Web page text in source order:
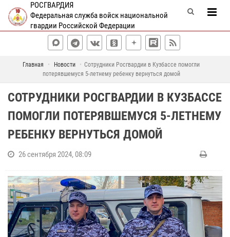
РОСГВАРДИЯ
Федеральная служба войск национальной
гвардии Российской Федерации
Главная Новости
Сотрудники Росгвардии в Кузбассе помогли
потерявшемуся 5-летнему ребенку вернуться домой
СОТРУДНИКИ РОСГВАРДИИ В КУЗБАССЕ
ПОМОГЛИ ПОТЕРЯВШЕМУСЯ 5-ЛЕТНЕМУ
РЕБЕНКУ ВЕРНУТЬСЯ ДОМОЙ
26 сентября 2024, 08:09